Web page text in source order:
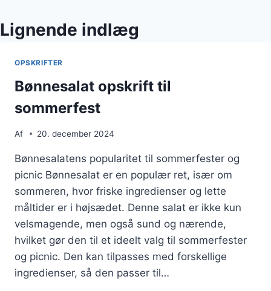
Lignende indlæg
OPSKRIFTER
Bønnesalat opskrift til
sommerfest
Af 20. december 2024
Bønnesalatens popularitet til sommerfester og
picnic Bønnesalat er en populær ret, især om
sommeren, hvor friske ingredienser og lette
måltider er i højsædet. Denne salat er ikke kun
velsmagende, men også sund og nærende,
hvilket gør den til et ideelt valg til sommerfester
og picnic. Den kan tilpasses med forskellige
ingredienser, så den passer til…